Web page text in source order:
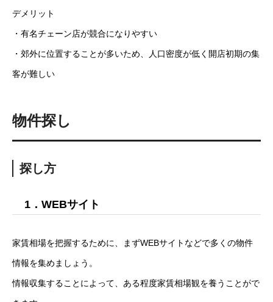
デメリット
・有名チェーン店が競合になりやすい
・郊外に位置することが多いため、人口密度が低く開店初期の集
客が難しい
物件探し
探し方
1．WEBサイト
家賃相場を把握するために、まずWEBサイトなどで多くの物件
情報を集めましょう。
情報収集することによって、ある程度家賃相場観を養うことがで